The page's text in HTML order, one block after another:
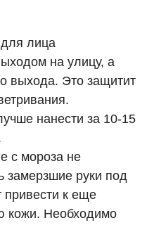
для лица
на улицу, а
выхода. Это защитит
нанести за 10-15
с мороза не
замерзшие руки под
привести к еще
кожи. Необходимо